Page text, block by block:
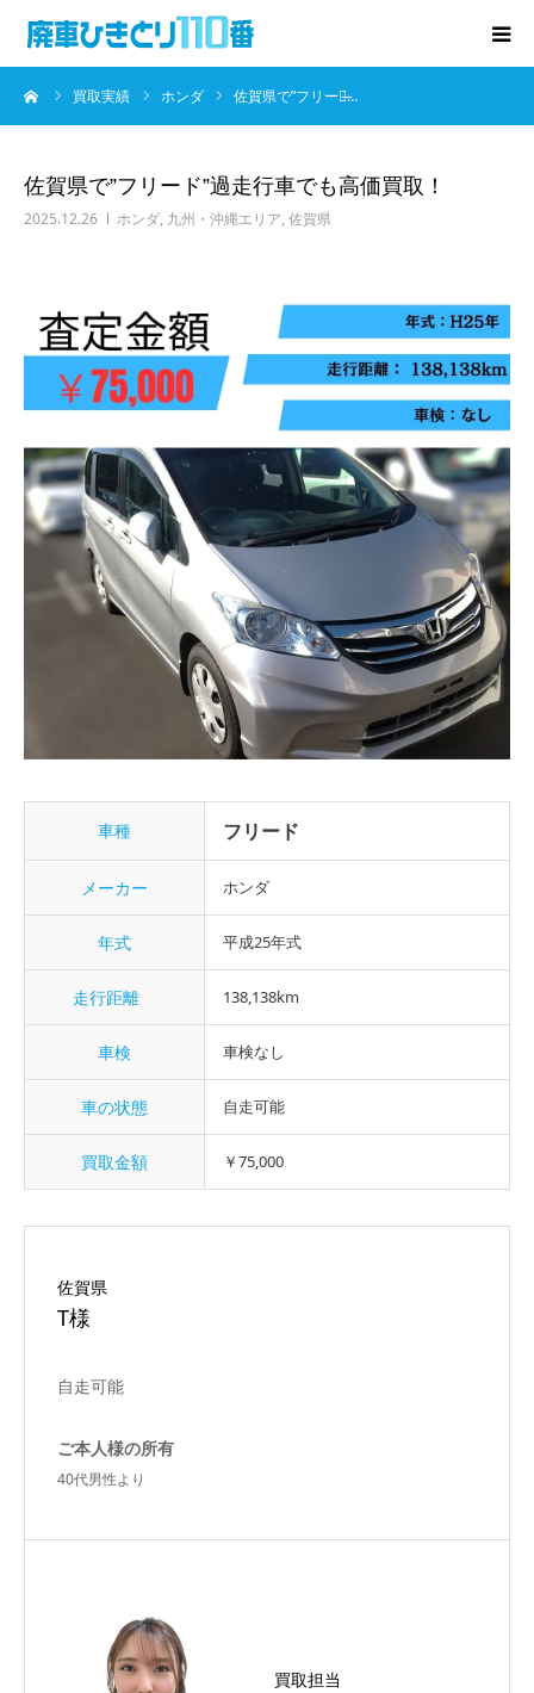
買取実績 ホンダ 佐賀県で”フリード̶…
佐賀県で”フリード”過走行車でも高価買取！
2025.12.26 ホンダ, 九州・沖縄エリア, 佐賀県
車種 フリード
メーカー ホンダ
年式 平成25年式
走行距離 138,138km
車検 車検なし
車の状態 自走可能
買取金額 ￥75,000
佐賀県
T様
自走可能
ご本人様の所有
40代男性より
買取担当
廃車･事故車の買取
お知らせ
お問い合わせ